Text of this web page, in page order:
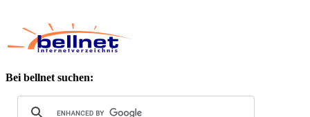
Bei bellnet suchen: